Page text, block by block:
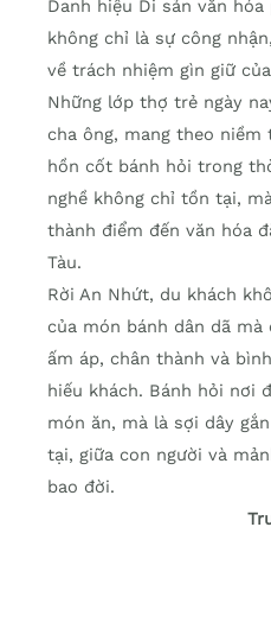
Danh hiệu Di sản văn
không chỉ là sự công
về trách nhiệm gìn giữ
Những lớp thợ trẻ ngày
cha ông, mang theo
hồn cốt bánh hỏi trong
nghề không chỉ tồn tại,
thành điểm đến văn hóa
Tàu.
Rời An Nhứt, du khách
của món bánh dân dã
ấm áp, chân thành và
hiếu khách. Bánh hỏi nơi
món ăn, mà là sợi dây
tại, giữa con người và
bao đời.